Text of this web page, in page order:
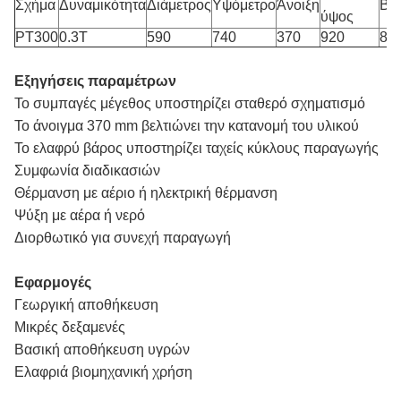
Σχήμα ΔυναμικότηταΔιάμετροςΥψόμετροΆνοιξη
ύψος
PT3000.3Τ 590 740 370 920
Εξηγήσεις παραμέτρων
Το συμπαγές μέγεθος υποστηρίζει σταθερό σχηματισμό
Το άνοιγμα 370 mm βελτιώνει την κατανομή του υλικού
Το ελαφρύ βάρος υποστηρίζει ταχείς κύκλους παραγωγής
Συμφωνία διαδικασιών
Θέρμανση με αέριο ή ηλεκτρική θέρμανση
Ψύξη με αέρα ή νερό
Διορθωτικό για συνεχή παραγωγή
Εφαρμογές
Γεωργική αποθήκευση
Μικρές δεξαμενές
Βασική αποθήκευση υγρών
Ελαφριά βιομηχανική χρήση